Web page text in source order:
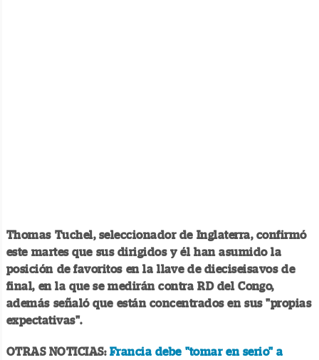
Thomas Tuchel, seleccionador de Inglaterra, confirmó
este martes que sus dirigidos y él han asumido la
posición de favoritos en la llave de dieciseisavos de
final, en la que se medirán contra RD del Congo,
además señaló que están concentrados en sus "propias
expectativas".
OTRAS NOTICIAS: Francia debe "tomar en serio" a